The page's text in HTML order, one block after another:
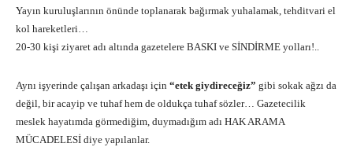
Yayın kuruluşlarının önünde toplanarak bağırmak yuhalamak, tehditvari el
kol hareketleri…
20-30 kişi ziyaret adı altında gazetelere BASKI ve SİNDİRME yolları!..
Aynı işyerinde çalışan arkadaşı için “etek giydireceğiz” gibi sokak ağzı da
değil, bir acayip ve tuhaf hem de oldukça tuhaf sözler… Gazetecilik
meslek hayatımda görmediğim, duymadığım adı HAK ARAMA
MÜCADELESİ diye yapılanlar.